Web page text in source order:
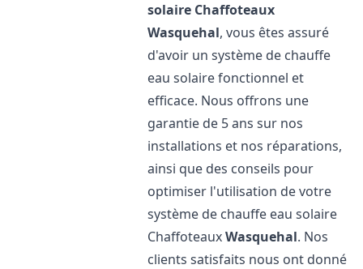
solaire Chaffoteaux
Wasquehal, vous êtes assuré
d'avoir un système de chauffe
eau solaire fonctionnel et
efficace. Nous offrons une
garantie de 5 ans sur nos
installations et nos réparations,
ainsi que des conseils pour
optimiser l'utilisation de votre
système de chauffe eau solaire
ChaffoteauxWasquehal. Nos
clients satisfaits nous ont donné